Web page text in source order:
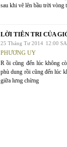
sau khi vẽ lên bầu trời vòng
LỜI TIÊN TRI CỦA
25 Tháng Tư 2014 12:00 SA
PHƯƠNG UY
R ồi cũng đến lúc không
phù dung rồi cũng đến lúc
giữa lưng chừng